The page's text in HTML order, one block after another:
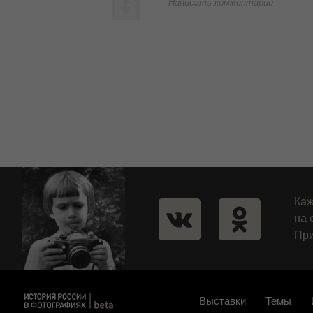
Написать комментарий
на
Выставки Темы